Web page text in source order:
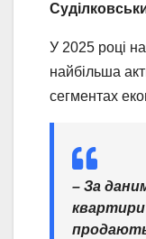
У 2025 році
найбільша
сегментах
– За